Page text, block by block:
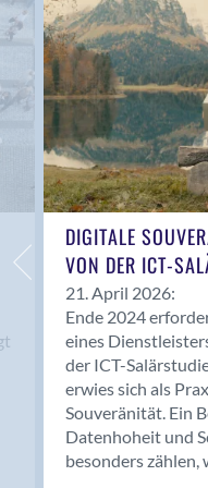
Anwil
Appenzell
Au SG
Baar
Baden
Balsthal
Balzers
Basel
Bassersdorf
Belp
Bendern
Benken (SG)
Bergdietikon
Berlin
Bern
Bern - Liebefeld
DIGITALE
VON DER ICT-
21. April 2026:
Ende 2024
eines
der ICT-
erwies sich als
Souveränität. Ein
Datenhoheit und
besonders zählen,